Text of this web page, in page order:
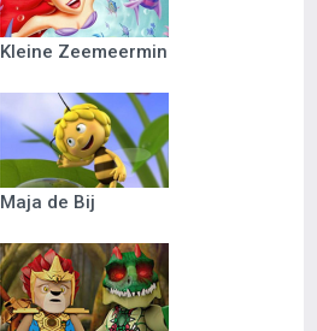
Kleine Zeemeermin
Maja de Bij